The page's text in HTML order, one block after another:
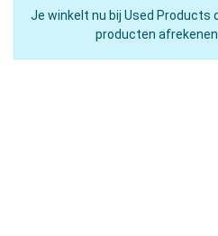
Je winkelt nu bij Used Products
producten afrekenen